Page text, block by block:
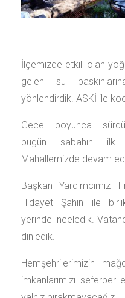
İlçemizde etkili olan
gelen su
yönlendirdik. ASKİ ile
Gece boyunca
bugün sabahın ilk
Mahallemizde devam
Başkan Yardımcımız
Hidayet Şahin ile
yerinde inceledik.
dinledik.
Hemşehrilerimizin
imkanlarımızı seferber